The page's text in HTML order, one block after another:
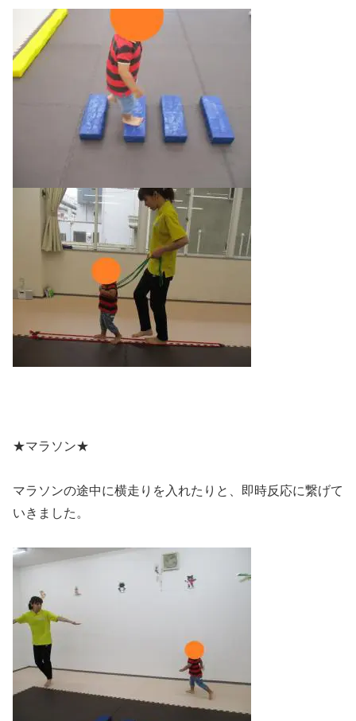
★マラソン★
マラソンの途中に横走りを入れたりと、即時反応に繋げて
いきました。